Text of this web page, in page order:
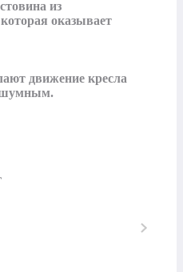
из
оказывает
движение кресла